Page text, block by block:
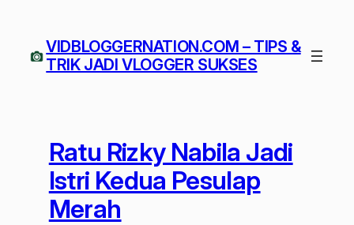
konten VIDBLOGGERNATION.COM – TIPS &
TRIK JADI VLOGGER SUKSES
Ratu Rizky Nabila Jadi
Istri Kedua Pesulap
Merah